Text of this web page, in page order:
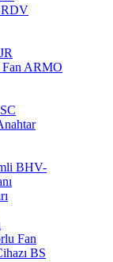
ARMO
BHV-
Fan
BS